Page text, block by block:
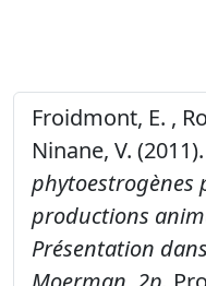
Froidmont, E. ,
Ninane, V. (2011).
phytoestrogènes
productions
Présentation